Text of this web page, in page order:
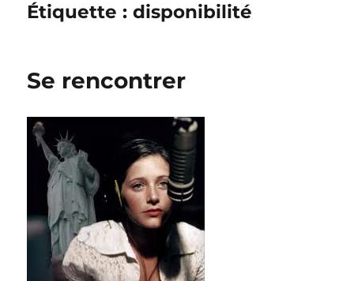
Étiquette :disponibilité
Se rencontrer